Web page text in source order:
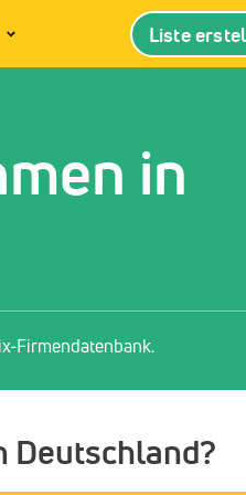
Liste
in
Firmendatenbank.
Deutschland?